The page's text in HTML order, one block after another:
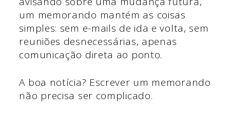
um memorando mantém as coisas
simples: sem e-mails de ida e volta, sem
reuniões desnecessárias, apenas
comunicação direta ao ponto.
A boa notícia? Escrever um memorando
não precisa ser complicado.